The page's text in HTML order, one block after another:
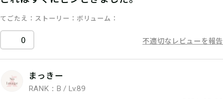
てごたえ ストーリー ボリューム
0 不適切なレビューを報告
まっきー
RANK：B / Lv.89